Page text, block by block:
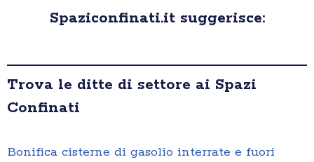
Spaziconfinati.it suggerisce:
Trova le ditte di settore ai Spazi
Confinati
Bonifica cisterne di gasolio interrate e fuori